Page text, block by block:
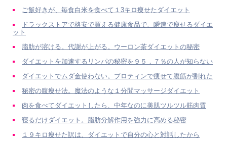
ご飯好きが、毎食白米を食べて１3キロ痩せたダイエット
ドラックストアで格安で買える健康食品で、瞬速で痩せるダイエ
ット
脂肪が溶ける。代謝が上がる。ウーロン茶ダイエットの秘密
ダイエットを加速するリンパの秘密を９５．７％の人が知らない
ダイエットでムダ金使わない。プロティンで痩せて腹筋が割れた
秘密の腹痩せ法。魔法のような１分間マッサージダイエット
肉を食べてダイエットしたら、中年なのに美肌ツルツル筋肉質
寝るだけダイエット。脂肪分解作用を強力に高める秘密
１９キロ痩せた訳は、ダイエットで自分の心と対話したから